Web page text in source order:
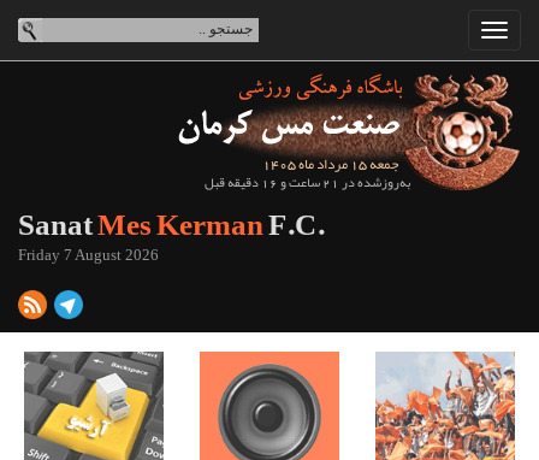
جمعه 15 مرداد ماه 1405
به‌روزشده در 21 ساعت و 16 دقیقه قبل
SanatMes KermanF.C.
Friday 7 August 2026